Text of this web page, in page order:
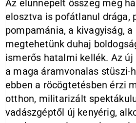
Az elünnepelt összeg még
elosztva is pofátlanul drága,
pompamánia, a kivagyiság,
megtehetünk duhaj
ismerős hatalmi kellék. Az
a maga áramvonalas stüszi-
ebben a röcögtetésben érzi
otthon, militarizált
vadászgéptől új kenyérig,